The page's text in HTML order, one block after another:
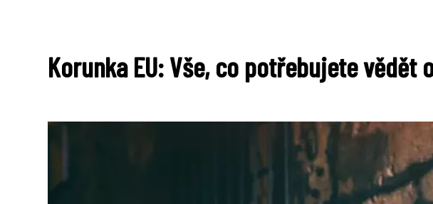
Korunka EU: Vše, co potřebujete vědět